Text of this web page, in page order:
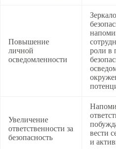
Повышение
личной
осведомленности
роли в
Увеличение
ответственности за
безопасность
вести
и